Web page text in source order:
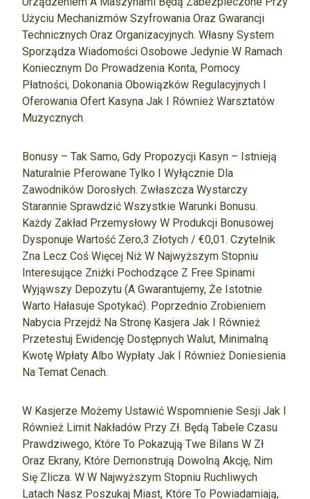
Użyciu Mechanizmów Szyfrowania Oraz Gwarancji
Technicznych Oraz Organizacyjnych. Własny System
Sporządza Wiadomości Osobowe Jedynie W Ramach
Koniecznym Do Prowadzenia Konta, Pomocy
Płatności, Dokonania Obowiązków Regulacyjnych I
Oferowania Ofert Kasyna Jak I Również Warsztatów
Muzycznych.
Bonusy – Tak Samo, Gdy Propozycji Kasyn – Istnieją
Naturalnie Pferowane Tylko I Wyłącznie Dla
Zawodników Dorosłych. Zwłaszcza Wystarczy
Starannie Sprawdzić Wszystkie Warunki Bonusu.
Każdy Zakład Przemysłowy W Produkcji Bonusowej
Dysponuje Wartość Zero,3 Złotych / €0,01. Czytelnik
Zna Lecz Coś Więcej Niż W Najwyższym Stopniu
Interesujące Zniżki Pochodzące Z Free Spinami
Wyjąwszy Depozytu (a Gwarantujemy, Że Istotnie
Warto Hałasuje Spotykać). Poprzednio Zrobieniem
Nabycia Przejdź Na Stronę Kasjera Jak I Również
Przetestuj Ewidencję Dostępnych Walut, Minimalną
Kwotę Wpłaty Albo Wypłaty Jak I Również Doniesienia
Na Temat Cenach.
W Kasjerze Możemy Ustawić Wspomnienie Sesji Jak I
Również Limit Nakładów Przy Zł. Będą Tabele Czasu
Prawdziwego, Które To Pokazują Twe Bilans W Zł
Oraz Ekrany, Które Demonstrują Dowolną Akcję, Nim
Się Zlicza. W W Najwyższym Stopniu Ruchliwych
Latach Nasz Poszukaj Miast, Które To Powiadamiają,